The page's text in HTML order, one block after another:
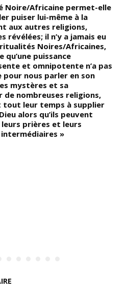
Noire/Africaine permet-elle
puiser lui-même à la
aux autres religions,
révélées; il n’y a jamais eu
Noires/Africaines,
puissance
et omnipotente n’a pas
pour nous parler en son
mystères et sa
de nombreuses religions,
tout leur temps à supplier
alors qu’ils peuvent
prières et leurs
»